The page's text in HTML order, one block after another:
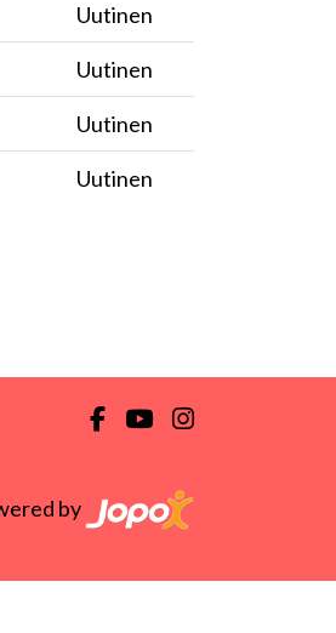
Uutinen
Uutinen
Uutinen
Uutinen
by